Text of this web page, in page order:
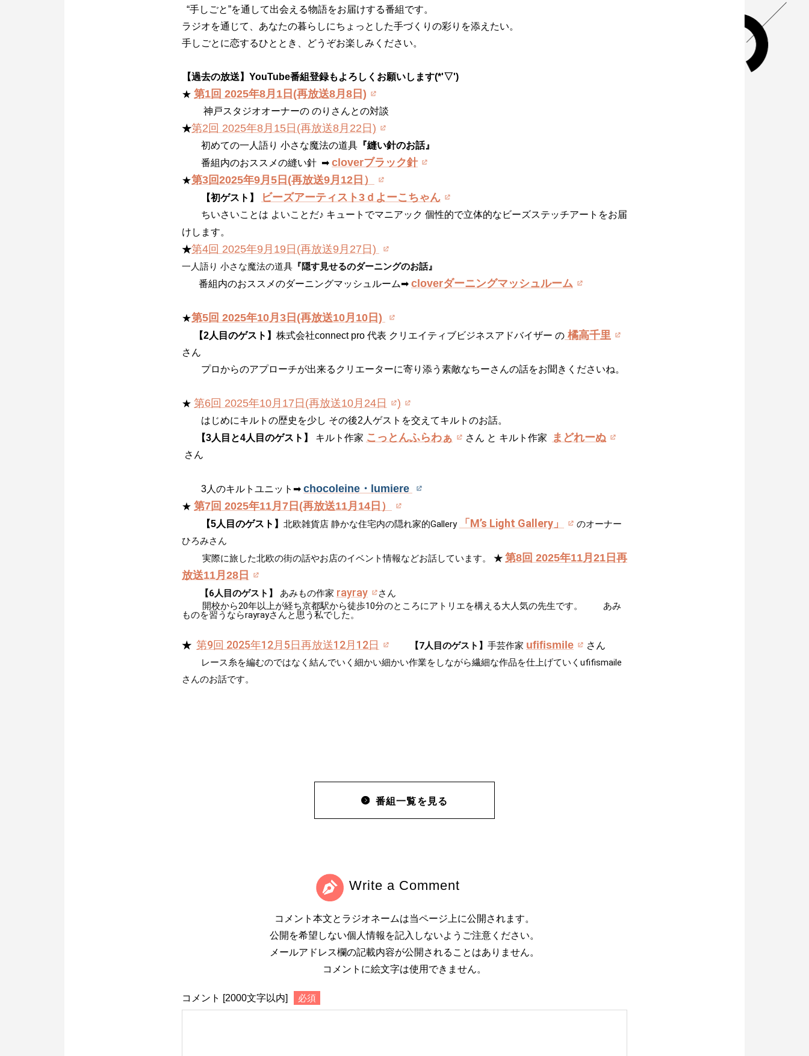
“手しごと”を通して出会える物語をお届けする番組です。
ラジオを通じて、あなたの暮らしにちょっとした手づくりの彩りを添えたい。
手しごとに恋するひととき、どうぞお楽しみください。
【過去の放送】YouTube番組登録もよろしくお願いします(*'▽')
★ 第1回 2025年8月1日(再放送8月8日)
神戸スタジオオーナーの のりさんとの対談
★第2回 2025年8月15日(再放送8月22日)
初めての一人語り 小さな魔法の道具 『縫い針のお話』
番組内のおススメの縫い針 ➡ cloverブラック針
★第3回2025年9月5日(再放送9月12日）
【初ゲスト】 ビーズアーティスト3ｄよーこちゃん
ちいさいことは よいことだ♪ キュートでマニアック 個性的で立体的な ビーズステッチアートをお届
けします。
★第4回 2025年9月19日(再放送9月27日)
一人語り 小さな魔法の道具 『隠す見せるのダーニングのお話』
番組内のおススメのダーニングマッシュルーム➡ cloverダーニングマッシュルーム
★第5回 2025年10月3日(再放送10月10日)
【2人目のゲスト】 株式会社connect pro 代表 クリエイティブビジネスアドバイザー の 橘高千里
さん
プロからのアプローチが出来るクリエーターに寄り添う素敵なちーさんの話をお聞きくださいね。
★ 第6回 2025年10月17日(再放送10月24日 )
はじめにキルトの歴史を少し その後2人ゲストを交えてキルトのお話。
【3人目と4人目のゲスト】
キルト作家 こっとんふらわぁ さん と キルト作家 まどれーぬ
さん
3人のキルトユニット➡ chocoleine・lumiere
★ 第7回 2025年11月7日(再放送11月14日）
【5人目のゲスト】 北欧雑貨店 静かな住宅内の隠れ家的Gallery 「M’s Light Gallery」
のオーナー
ひろみさん
実際に旅した北欧の街の話やお店のイベント情報などお話しています。 ★ 第8回 2025年11月21日再
放送11月28日
【6人目のゲスト】 あみもの作家 rayray
さん
開校から20年以上が経ち京都駅から徒歩10分のところにアトリエを構える大人気の先生です。 あみ
ものを習うならrayrayさんと思う私でした。
★ 第9回 2025年12月5日再放送12月12日 【7人目のゲスト】手芸作家 ufifismile さん
レース糸を編むのではなく結んでいく細かい細かい作業をしながら繊細な作品を仕上げていくufifismaile
さんのお話です。
番組一覧を見る
Write a Comment
コメント本文とラジオネームは当ページ上に公開されます。
公開を希望しない個人情報を記入しないようご注意ください。
メールアドレス欄の記載内容が公開されることはありません。
コメントに絵文字は使用できません。
コメント [2000文字以内] 必須